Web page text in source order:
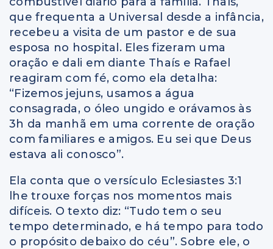
que frequenta a Universal desde a infância,
recebeu a visita de um pastor e de sua
esposa no hospital. Eles fizeram uma
oração e dali em diante Thaís e Rafael
reagiram com fé, como ela detalha:
“Fizemos jejuns, usamos a água
consagrada, o óleo ungido e orávamos às
3h da manhã em uma corrente de oração
com familiares e amigos. Eu sei que Deus
estava ali conosco”.
Ela conta que o versículo Eclesiastes 3:1
lhe trouxe forças nos momentos mais
difíceis. O texto diz: “Tudo tem o seu
tempo determinado, e há tempo para todo
o propósito debaixo do céu”. Sobre ele, o